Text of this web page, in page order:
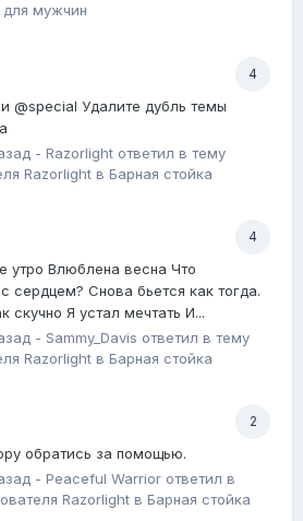
мужчин
4
@special Удалите дубль темы
- Razorlight ответил в тему
Razorlight в Барная стойка
4
утро Влюблена весна Что
сердцем? Снова бьется как тогда.
скучно Я устaл мечтать И...
- Sammy_Davis ответил в тему
Razorlight в Барная стойка
2
обратись за помощью.
- Peaceful Warrior ответил в
Razorlight в Барная стойка